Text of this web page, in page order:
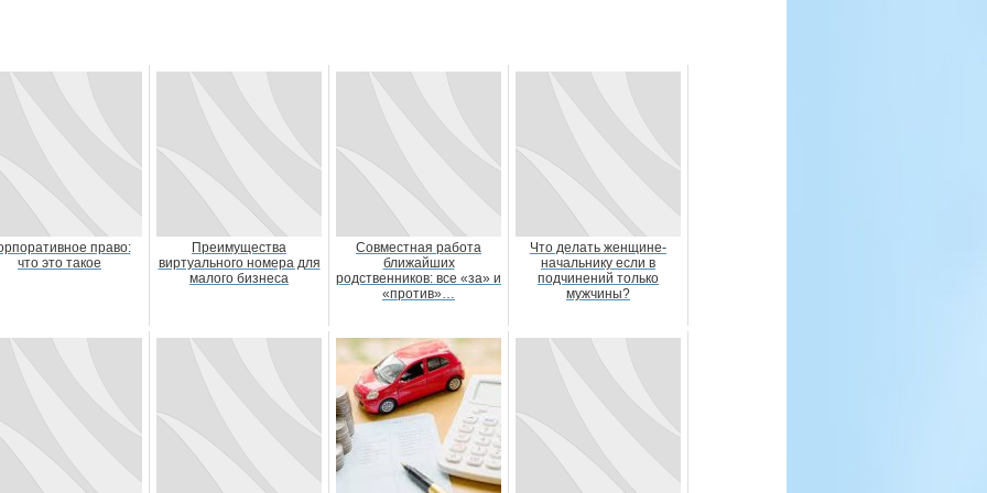
право:
что это такое
Преимущества
виртуального номера для
малого бизнеса
Совместная работа
ближайших
родственников: все «за» и
«против»…
Что делать женщине-
начальнику если в
подчинений только
мужчины?